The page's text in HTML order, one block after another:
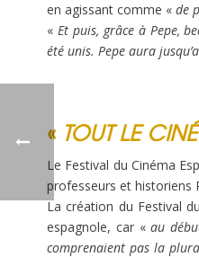
en agissant comme « de
« Et puis, grâce à Pepe,
été unis. Pepe aura
« TOUT LE
Le Festival du Cinéma
professeurs et historiens
La création du Festival
espagnole, car «au
comprenaient pas la